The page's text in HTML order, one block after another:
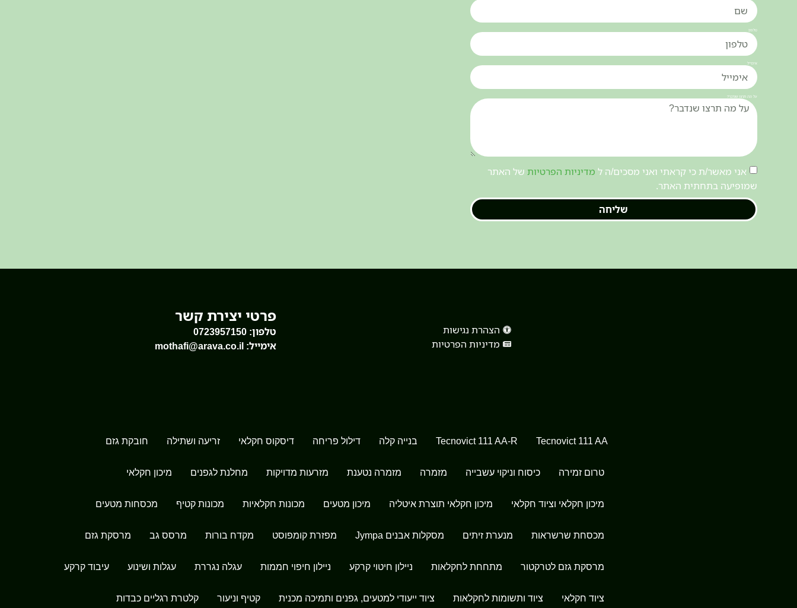
טלפון
אימייל
על מה תרצו שנדבר?
אני מאשר/ת כי קראתי ואני מסכים/ה ל מדיניות הפרטיות של האתר
שמופיעה בתחתית האתר.
שליחה
פרטי יצירת קשר
טלפון: 0723957150
אימייל: mothafi@arava.co.il
הצהרת נגישות
מדיניות הפרטיות
Tecnovict 111 AA
Tecnovict 111 AA-R בנייה קלה דילול פריחה דיסקוס חקלאי זריעה ושתילה חובקת גזם
טרום זמירה כיסוח וניקוי עשבייה מזמרה מזמרה נטענת מזרעות מדויקות מחלנת לגפנים מיכון חקלאי
מיכון חקלאי וציוד חקלאי מיכון חקלאי תוצרת איטליה מיכון מטעים מכונות חקלאיות מכונות קטיף מכסחות מטעים
מכסחת שרשראות מנערת זיתים מסקלות אבנים Jympa מפזרת קומפוסט מקדח בורות מרסס גב מרסקת גזם
מרסקת גזם לטרקטור מתחחת לחקלאות ניילון חיטוי קרקע ניילון חיפוי חממות עגלה נגררת עגלות ושינוע עיבוד קרקע
ציוד חקלאי ציוד ותשומות לחקלאות ציוד ייעודי למטעים, גפנים ותמיכה מכנית קטיף וניעור קלטרת רגליים כבדות